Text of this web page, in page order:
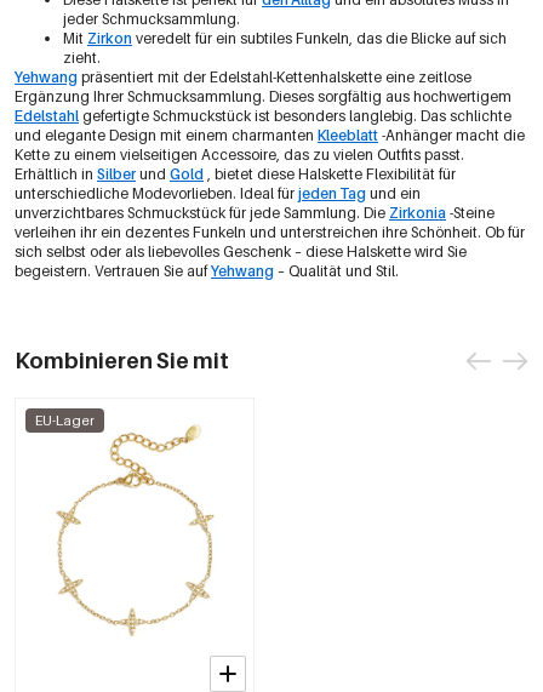
jeder Schmucksammlung.
Mit Zirkon veredelt für ein subtiles Funkeln, das die Blicke auf sich
zieht.
Yehwang präsentiert mit der Edelstahl-Kettenhalskette eine zeitlose
Ergänzung Ihrer Schmucksammlung. Dieses sorgfältig aus hochwertigem
Edelstahl gefertigte Schmuckstück ist besonders langlebig. Das schlichte
und elegante Design mit einem charmanten Kleeblatt -Anhänger macht die
Kette zu einem vielseitigen Accessoire, das zu vielen Outfits passt.
Erhältlich in Silber und Gold , bietet diese Halskette Flexibilität für
unterschiedliche Modevorlieben. Ideal für jeden Tag und ein
unverzichtbares Schmuckstück für jede Sammlung. Die Zirkonia -Steine
verleihen ihr ein dezentes Funkeln und unterstreichen ihre Schönheit. Ob für
sich selbst oder als liebevolles Geschenk – diese Halskette wird Sie
begeistern. Vertrauen Sie aufYehwang – Qualität und Stil.
Kombinieren Sie mit
EU-Lager